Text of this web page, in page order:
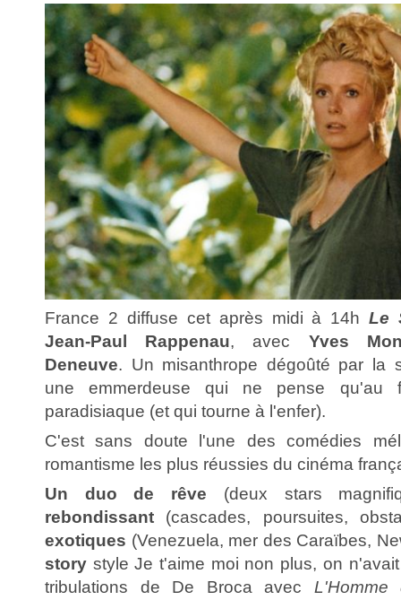
France 2 diffuse cet après midi à 14hLe
Jean-Paul Rappenau, avec Yves
Deneuve. Un misanthrope dégoûté par la
une emmerdeuse qui ne pense qu'au
paradisiaque (et qui tourne à l'enfer).
C'est sans doute l'une des comédies
romantisme les plus réussies du cinéma
Un duo de rêve (deux stars
rebondissant (cascades, poursuites,
exotiques (Venezuela, mer des Caraïbes,
story style Je t'aime moi non plus, on
tribulations de De Broca avec